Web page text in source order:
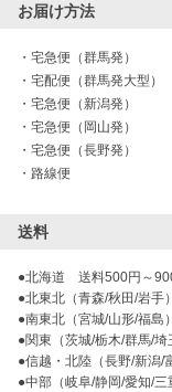
お届け方法
・ 宅急便（群馬発）
・ 宅配便（群馬発大型）
・ 宅急便（新潟発）
・ 宅急便（岡山発）
・ 宅急便（長野発）
・ 路線便
送料
●北海道　送料500円～
●北東北（青森/秋田/岩手
●南東北（宮城/山形/福島
●関東（茨城/栃木/群馬/埼
●信越・北陸（長野/新潟/
●中部（岐阜/静岡/愛知/三